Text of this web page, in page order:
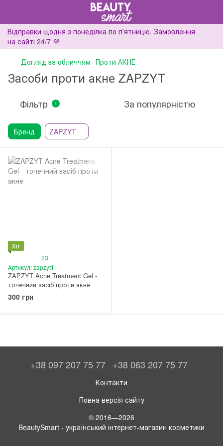
Відправки щодня з понеділка по п'ятницю. Замовлення
на сайті 24/7 💜
Догляд за обличчям Проти АКНЕ
Засоби проти акне ZAPZYT
Фільтр 1 За популярністю
Бренд ZAPZYT
Хіт
23
Артикул: zapzyt1
ZAPZYT Acne Treatment Gel -
точечний засіб проти акне
300 грн
+38 097 207 75 77 +38 063 207 75 77
Контакти
Повна версія сайту
© 2016—2026
BeautySmart - український інтернет-магазин косметики